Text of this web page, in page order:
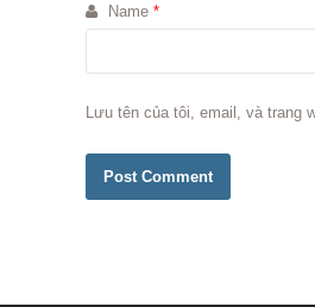
Name *
Lưu tên của tôi, email, và trang